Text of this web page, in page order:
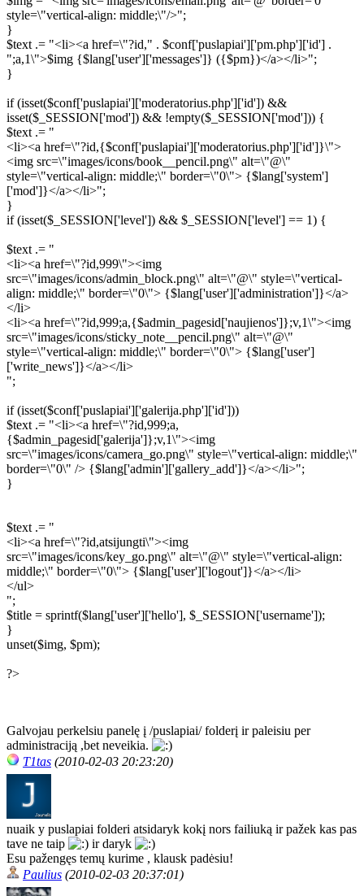
style=\"vertical-align: middle;\"/>";
}
$text .= "<li><a href=\"?id," . $conf['puslapiai']['pm.php']['id'] .
";a,1\">$img {$lang['user']['messages']} ({$pm})</a></li>";
}
if (isset($conf['puslapiai']['moderatorius.php']['id']) &&
isset($_SESSION['mod']) && !empty($_SESSION['mod'])) {
$text .= "
<li><a href=\"?id,{$conf['puslapiai']['moderatorius.php']['id']}\">
<img src=\"images/icons/book__pencil.png\" alt=\"@\"
style=\"vertical-align: middle;\" border=\"0\"> {$lang['system']
['mod']}</a></li>";
}
if (isset($_SESSION['level']) && $_SESSION['level'] == 1) {
$text .= "
<li><a href=\"?id,999\"><img
src=\"images/icons/admin_block.png\" alt=\"@\" style=\"vertical-
align: middle;\" border=\"0\"> {$lang['user']['administration']}</a>
</li>
<li><a href=\"?id,999;a,{$admin_pagesid['naujienos']};v,1\"><img
src=\"images/icons/sticky_note__pencil.png\" alt=\"@\"
style=\"vertical-align: middle;\" border=\"0\"> {$lang['user']
['write_news']}</a></li>
";
if (isset($conf['puslapiai']['galerija.php']['id']))
$text .= "<li><a href=\"?id,999;a,
{$admin_pagesid['galerija']};v,1\"><img
src=\"images/icons/camera_go.png\" style=\"vertical-align: middle;\"
border=\"0\" /> {$lang['admin']['gallery_add']}</a></li>";
}
$text .= "
<li><a href=\"?id,atsijungti\"><img
src=\"images/icons/key_go.png\" alt=\"@\" style=\"vertical-align:
middle;\" border=\"0\"> {$lang['user']['logout']}</a></li>
</ul>
";
$title = sprintf($lang['user']['hello'], $_SESSION['username']);
}
unset($img, $pm);
?>
Galvojau perkelsiu panelę į /puslapiai/ folderį ir paleisiu per
administraciją ,bet neveikia.
T1tas (2010-02-03 20:23:20)
nuaik y puslapiai folderi atsidaryk kokį nors failiuką ir pažek kas pas
tave ne taip
ir daryk
Esu pažengęs temų kurime , klausk padėsiu!
Paulius (2010-02-03 20:37:01)